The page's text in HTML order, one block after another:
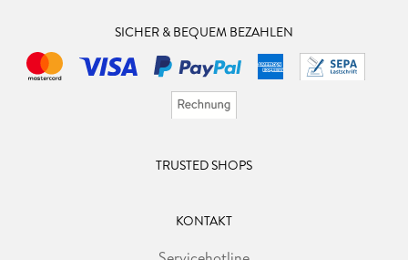
SICHER & BEQUEM BEZAHLEN
TRUSTED SHOPS
KONTAKT